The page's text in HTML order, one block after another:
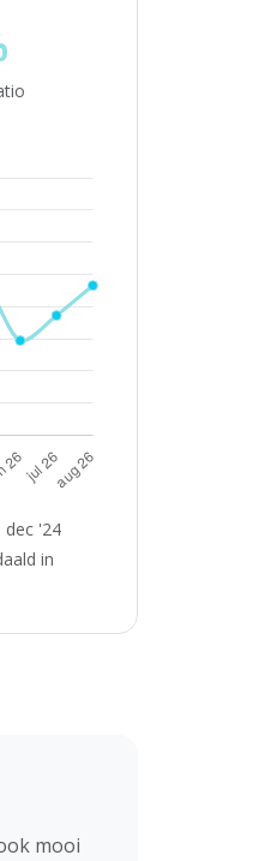
dec '24
in
mooi